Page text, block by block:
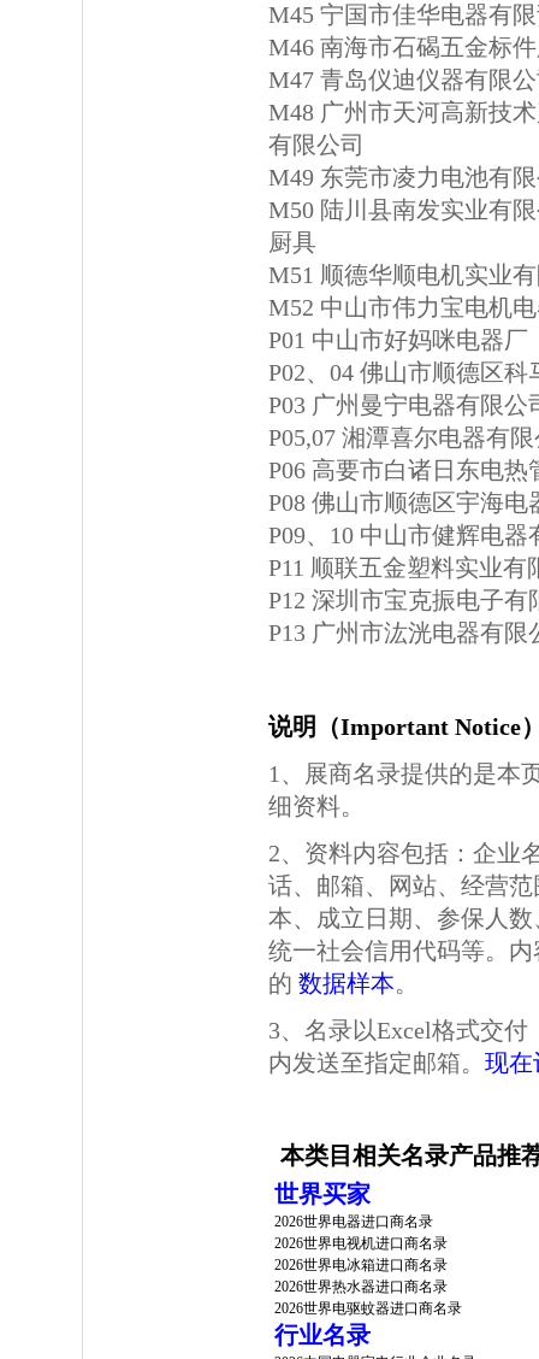
M45 宁国市佳华电器有
M46 南海市石碣五金标
M47 青岛仪迪仪器有限
M48 广州市天河高新技
有限公司
M49 东莞市凌力电池有
M50 陆川县南发实业有
厨具
M51 顺德华顺电机实业
M52 中山市伟力宝电机
P01 中山市好妈咪电器厂
P02、04 佛山市顺德区
P03 广州曼宁电器有限公
P05,07 湘潭喜尔电器有
P06 高要市白诸日东电热
P08 佛山市顺德区宇海电
P09、10 中山市健辉电器
P11 顺联五金塑料实业有
P12 深圳市宝克振电子有
P13 广州市汯洸电器有限
说明（Important Notice
1、展商名录提供的是本
细资料。
2、资料内容包括：企业
话、邮箱、网站、经营
本、成立日期、参保人
统一社会信用代码等。
的 数据样本。
3、名录以Excel格式交
内发送至指定邮箱。 现在
本类目相关名录产品推
世界买家
2026世界电器进口商名录
2026世界电视机进口商名录
2026世界电冰箱进口商名录
2026世界热水器进口商名录
2026世界电驱蚊器进口商名录
行业名录